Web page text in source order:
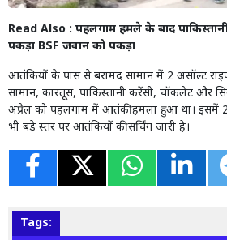
Read Also : पहलगाम हमले के बाद पाकिस्तानी
पकड़ा BSF जवान को पकड़ा
आतंकियों के पास से बरामद सामान में 2 असॉल्ट
सामान, कारतूस, पाकिस्तानी करेंसी, चॉकलेट और
अप्रैल को पहलगाम में आतंकी हमला हुआ था। इसमें
भी बड़े स्तर पर आतंकियों की सर्चिंग जारी है।
Tags: